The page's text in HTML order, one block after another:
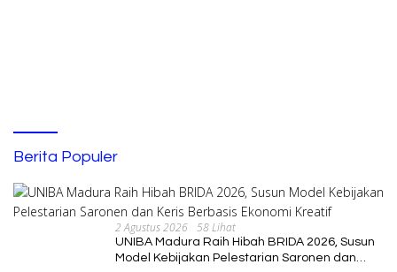
Berita Populer
2 Agustus 2026 58 Lihat
UNIBA Madura Raih Hibah BRIDA 2026, Susun
Model Kebijakan Pelestarian Saronen dan